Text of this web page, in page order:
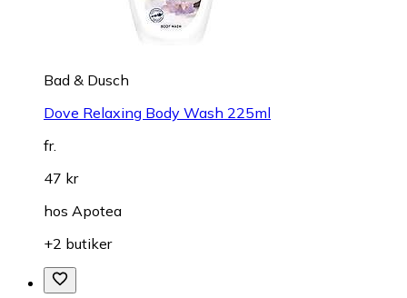
Bad & Dusch
Dove Relaxing Body Wash 225ml
fr.
47 kr
hos Apotea
+2 butiker